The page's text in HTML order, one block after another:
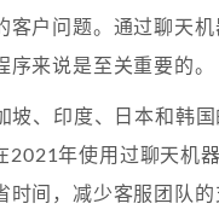
户问题。通过聊天
来说是至关重要的。
、印度、日本和韩国
2021年使用过聊天机
时间，减少客服团队